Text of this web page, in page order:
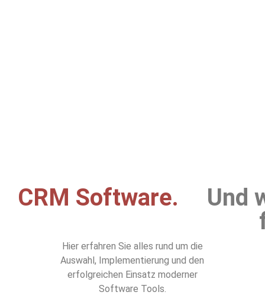
CRM Software.
Und
Hier erfahren Sie alles rund um die
Auswahl, Implementierung und den
erfolgreichen Einsatz moderner
Software Tools.